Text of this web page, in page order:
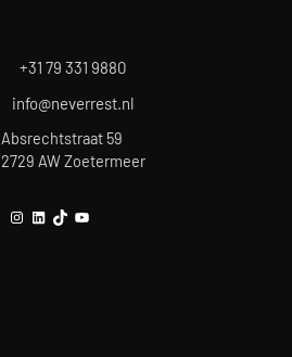
+31 79 331 9880
info@neverrest.nl
Absrechtstraat 59
2729 AW Zoetermeer
Instagram
LinkedIn
TikTokYouTube